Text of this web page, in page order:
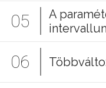
05
A
06